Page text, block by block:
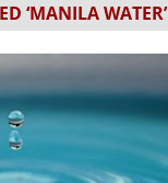
‘MANILA WATER’